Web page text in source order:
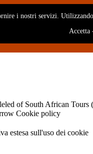
i nostri servizi.
Accetta
Cookie policy
estesa sull'uso dei cookie